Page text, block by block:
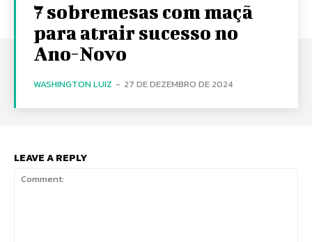
7 sobremesas com maçã
para atrair sucesso no
Ano-Novo
WASHINGTON LUIZ - 27 DE DEZEMBRO DE 2024
LEAVE A REPLY